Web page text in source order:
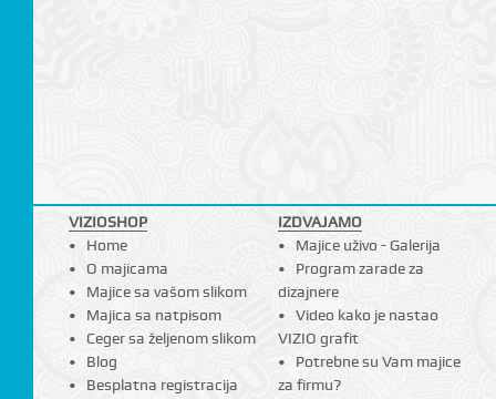
VIZIOSHOP
Home
O majicama
Majice sa vašom slikom
Majica sa natpisom
Ceger sa željenom slikom
Blog
Besplatna registracija
IZDVAJAMO
Majice uživo - Galerija
Program zarade za
dizajnere
Video kako je nastao
VIZIO grafit
Potrebne su Vam majice
za firmu?